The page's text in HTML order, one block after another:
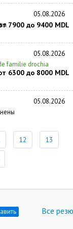
05.08.2026
7900 до 9400 MDL
05.08.2026
familie drochia
6300 до 8000 MDL
05.08.2026
12 13
Все